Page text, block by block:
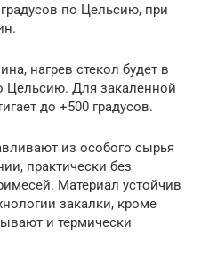
по Цельсию, при
нагрев стекол будет в
Цельсию. Для закаленной
до +500 градусов.
из особого сырья
практически без
Материал устойчив
закалки, кроме
и термически